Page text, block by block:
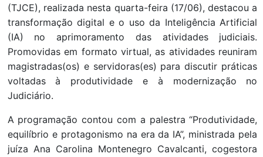
(TJCE), realizada nesta quarta-feira (17/06), destacou a
transformação digital e o uso da Inteligência Artificial
(IA) no aprimoramento das atividades judiciais.
Promovidas em formato virtual, as atividades reuniram
magistradas(os) e servidoras(es) para discutir práticas
voltadas à produtividade e à modernização no
Judiciário.
A programação contou com a palestra “Produtividade,
equilíbrio e protagonismo na era da IA”, ministrada pela
juíza Ana Carolina Montenegro Cavalcanti, cogestora